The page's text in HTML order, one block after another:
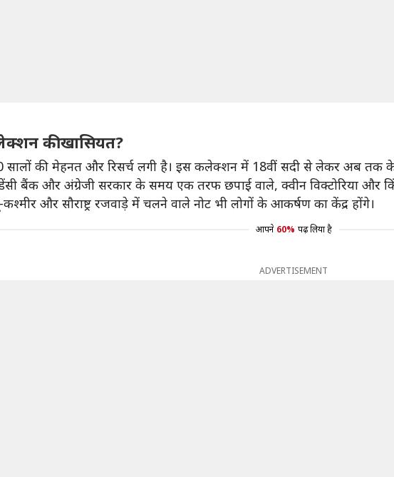
की खासियत?
की मेहनत और रिसर्च लगी है। इस कलेक्शन में 18वीं सदी से लेकर अब तक
बैंक और अंग्रेजी सरकार के समय एक तरफ छपाई वाले, क्वीन विक्टोरिया और
और सौराष्ट्र रजवाड़े में चलने वाले नोट भी लोगों के आकर्षण का केंद्र होंगे।
आपने 60% पढ़ लिया है
ADVERTISEMENT